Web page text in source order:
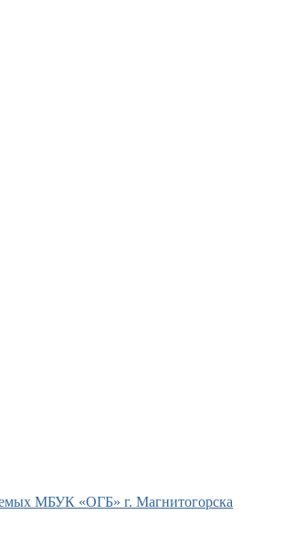
МБУК «ОГБ» г. Магнитогорска